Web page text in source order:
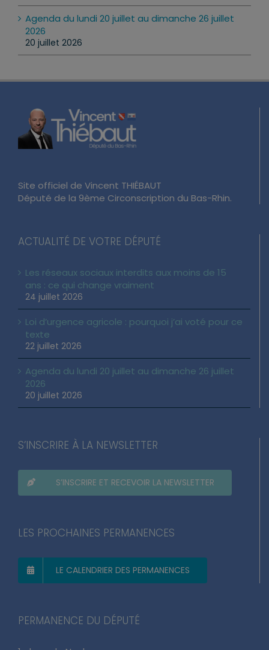
Agenda du lundi 20 juillet au dimanche 26 juillet
2026
20 juillet 2026
Site officiel de Vincent THIÉBAUT
Député de la 9ème Circonscription du Bas-Rhin.
ACTUALITÉ DE VOTRE DÉPUTÉ
Les réseaux sociaux interdits aux moins de 15
ans : ce qui change vraiment
24 juillet 2026
Loi d’urgence agricole : pourquoi j’ai voté pour ce
texte
22 juillet 2026
Agenda du lundi 20 juillet au dimanche 26 juillet
2026
20 juillet 2026
S’INSCRIRE À LA NEWSLETTER
S’INSCRIRE ET RECEVOIR LA NEWSLETTER
LES PROCHAINES PERMANENCES
LE CALENDRIER DES PERMANENCES
PERMANENCE DU DÉPUTÉ